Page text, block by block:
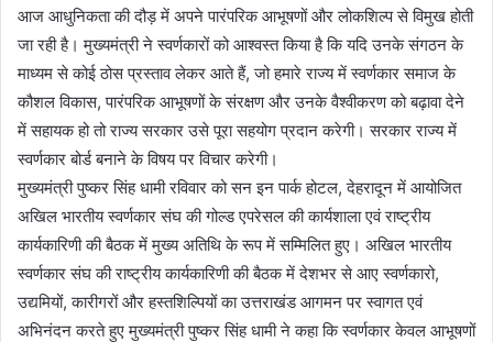
आज आधुनिकता की दौड़ में अपने पारंपरिक आभूषणों और लोकशिल्प से विमुख होती
जा रही है। मुख्यमंत्री ने स्वर्णकारों को आश्वस्त किया है कि यदि उनके संगठन के
माध्यम से कोई ठोस प्रस्ताव लेकर आते हैं, जो हमारे राज्य में स्वर्णकार समाज के
कौशल विकास, पारंपरिक आभूषणों के संरक्षण और उनके वैश्वीकरण को बढ़ावा देने
में सहायक हो तो राज्य सरकार उसे पूरा सहयोग प्रदान करेगी। सरकार राज्य में
स्वर्णकार बोर्ड बनाने के विषय पर विचार करेगी।
मुख्यमंत्री पुष्कर सिंह धामी रविवार को सन इन पार्क होटल, देहरादून में आयोजित
अखिल भारतीय स्वर्णकार संघ की गोल्ड एपरेसल की कार्यशाला एवं राष्ट्रीय
कार्यकारिणी की बैठक में मुख्य अतिथि के रूप में सम्मिलित हुए। अखिल भारतीय
स्वर्णकार संघ की राष्ट्रीय कार्यकारिणी की बैठक में देशभर से आए स्वर्णकारो,
उद्यमियों, कारीगरों और हस्तशिल्पियों का उत्तराखंड आगमन पर स्वागत एवं
अभिनंदन करते हुए मुख्यमंत्री पुष्कर सिंह धामी ने कहा कि स्वर्णकार केवल आभूषणों